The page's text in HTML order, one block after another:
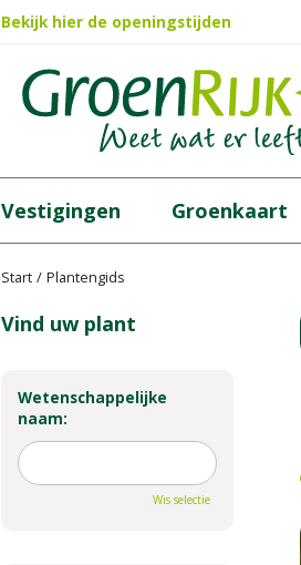
Start Plantengids
Bekijk hier de openingstijden
Vestigingen Groenkaart
Vind uw plant
Wetenschappelijke
naam:
Wis selectie